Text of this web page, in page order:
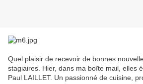
Quel plaisir de recevoir de bonnes
stagiaires. Hier, dans ma boîte mail, elles
Paul LAILLET. Un passionné de cuisine,